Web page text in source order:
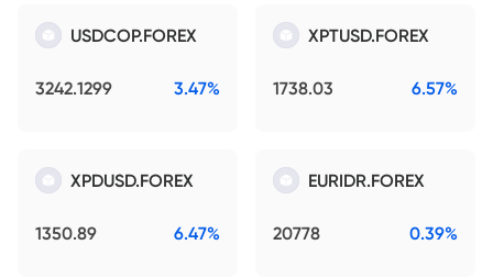
USDCOP.FOREX
3242.1299 3.47%
XPTUSD.FOREX
1738.03 6.57%
XPDUSD.FOREX
1350.89 6.47%
EURIDR.FOREX
20778 0.39%